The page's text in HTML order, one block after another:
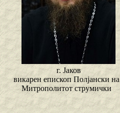
г. Јаков
викарен епископ Полјански на
Митрополитот струмички